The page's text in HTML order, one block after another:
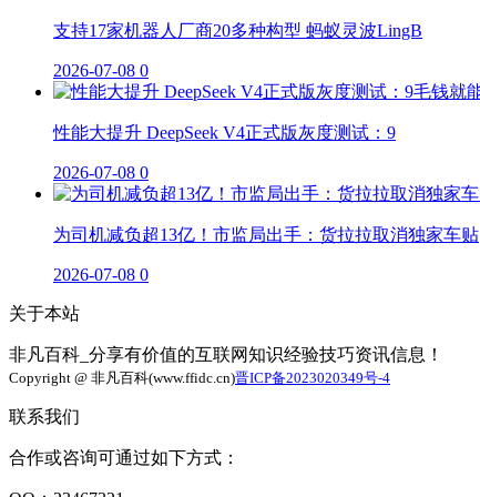
支持17家机器人厂商20多种构型 蚂蚁灵波LingB
2026-07-08 0
性能大提升 DeepSeek V4正式版灰度测试：9
2026-07-08 0
为司机减负超13亿！市监局出手：货拉拉取消独家车贴
2026-07-08 0
关于本站
非凡百科_分享有价值的互联网知识经验技巧资讯信息！
Copyright @ 非凡百科(www.ffidc.cn)晋ICP备2023020349号-4
联系我们
合作或咨询可通过如下方式：